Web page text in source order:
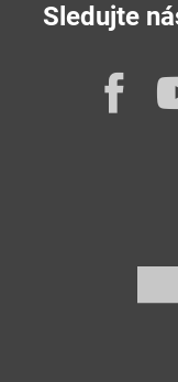
Sledujte